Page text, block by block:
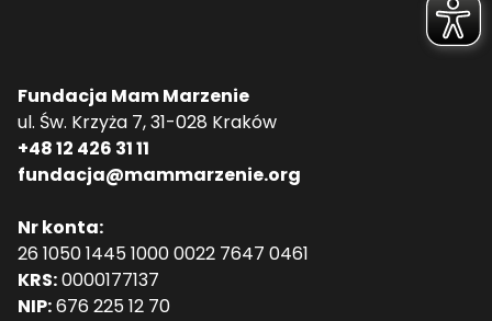
Fundacja Mam Marzenie
ul. Św. Krzyża 7, 31-028 Kraków
+48 12 426 31 11
fundacja@mammarzenie.org
Nr konta:
26 1050 1445 1000 0022 7647 0461
KRS:0000177137
NIP:676 225 12 70